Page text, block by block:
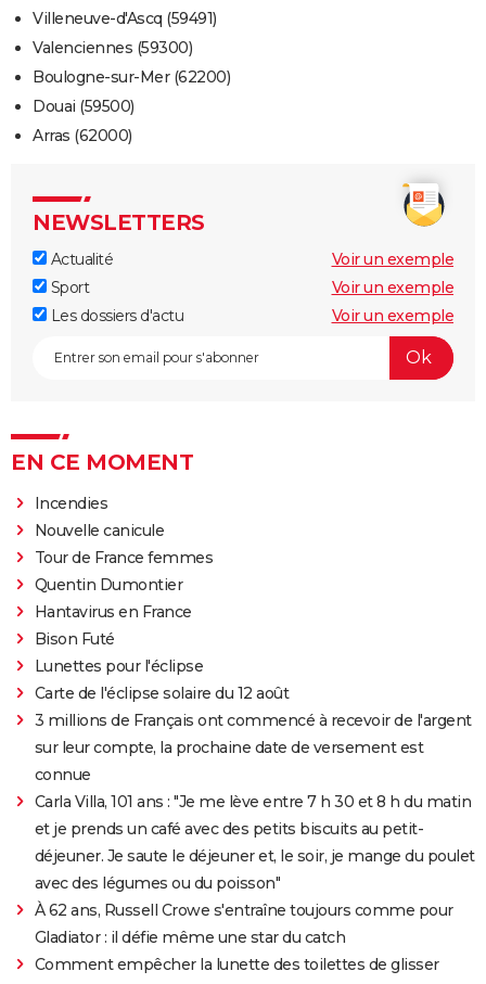
Villeneuve-d'Ascq (59491)
Valenciennes (59300)
Boulogne-sur-Mer (62200)
Douai (59500)
Arras (62000)
NEWSLETTERS
Actualité
Voir un exemple
Sport
Voir un exemple
Les dossiers d'actu
Voir un exemple
EN CE MOMENT
Incendies
Nouvelle canicule
Tour de France femmes
Quentin Dumontier
Hantavirus en France
Bison Futé
Lunettes pour l'éclipse
Carte de l'éclipse solaire du 12 août
3 millions de Français ont commencé à recevoir de l'argent
sur leur compte, la prochaine date de versement est
connue
Carla Villa, 101 ans : "Je me lève entre 7 h 30 et 8 h du matin
et je prends un café avec des petits biscuits au petit-
déjeuner. Je saute le déjeuner et, le soir, je mange du poulet
avec des légumes ou du poisson"
À 62 ans, Russell Crowe s'entraîne toujours comme pour
Gladiator : il défie même une star du catch
Comment empêcher la lunette des toilettes de glisser